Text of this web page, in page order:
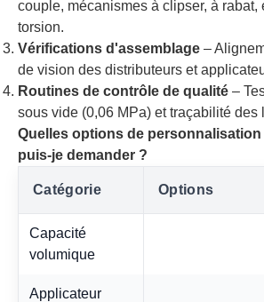
couple, mécanismes à clipser, à rabat,
torsion.
Vérifications d'assemblage –
de vision des distributeurs et
Routines de contrôle de qualité –
sous vide (0,06 MPa) et traçabilité des
Quelles options de
puis-je demander ?
Catégorie Options
Capacité
volumique
Applicateur